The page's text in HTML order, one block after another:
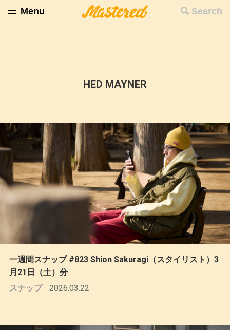
Search
Menu
HED MAYNER
一週間スナップ #823 Shion Sakuragi（スタイリスト）3
月21日（土）分
スナップ
2026.03.22